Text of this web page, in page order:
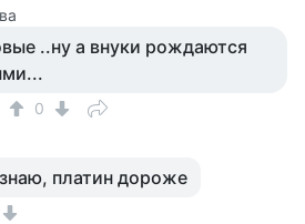
..ну а внуки рождаются
0
платин дороже